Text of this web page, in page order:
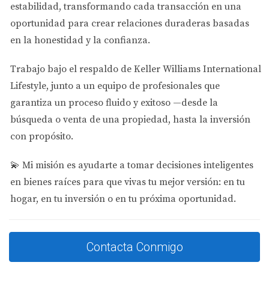
herramientas analíticas que permiten a los usuarios
comparar propiedades, analizar precios y estudiar las
tendencias del mercado.
Características Clave de las Plataformas
Algunas características que debes buscar al utilizar
plataformas inmobiliarias son:
Filtros Avanzados:
tipo.
Análisis Comparativo: Ofrecen datos sobre
propiedades similares en la zona para evaluar
precios.
Proyecciones Futuras:
Algunas plataformas ofrecen
estimaciones sobre el crecimiento futuro del valor
estabilidad, transformando cada transacción en una
oportunidad para crear relaciones duraderas basadas
en la honestidad y la confianza.
Trabajo bajo el respaldo de Keller Williams International
Lifestyle, junto a un equipo de profesionales que
garantiza un proceso fluido y exitoso —desde la
búsqueda o venta de una propiedad, hasta la inversión
con propósito.
💫 Mi misión es ayudarte a tomar decisiones inteligentes
en bienes raíces para que vivas tu mejor versión: en tu
hogar, en tu inversión o en tu próxima oportunidad.
Contacta Conmigo